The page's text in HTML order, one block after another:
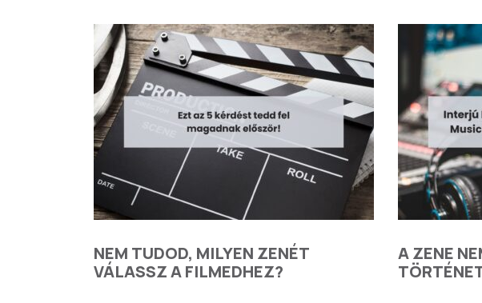
NEM TUDOD, MILYEN ZENÉT
VÁLASSZ A FILMEDHEZ?
A ZENE